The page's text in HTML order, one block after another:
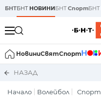
БНТБНТ НОВИНИБНТСпортБНТ
НовиниСвятСпорт
НАЗАД
Начало Волейбол Спорт